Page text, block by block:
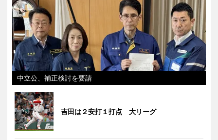
中立公、補正検討を要請
吉田は２安打１打点 大リーグ